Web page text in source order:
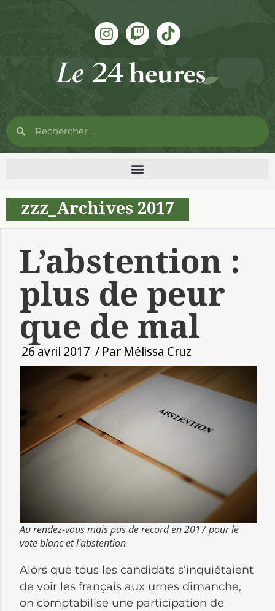
zzz_Archives 2017
L’abstention :
plus de peur
que de mal
26 avril 2017 / Par Mélissa Cruz
Au rendez-vous mais pas de record en 2017 pour le
vote blanc et l'abstention
Alors que tous les candidats s’inquiétaient
de voir les français aux urnes dimanche,
on comptabilise une participation de